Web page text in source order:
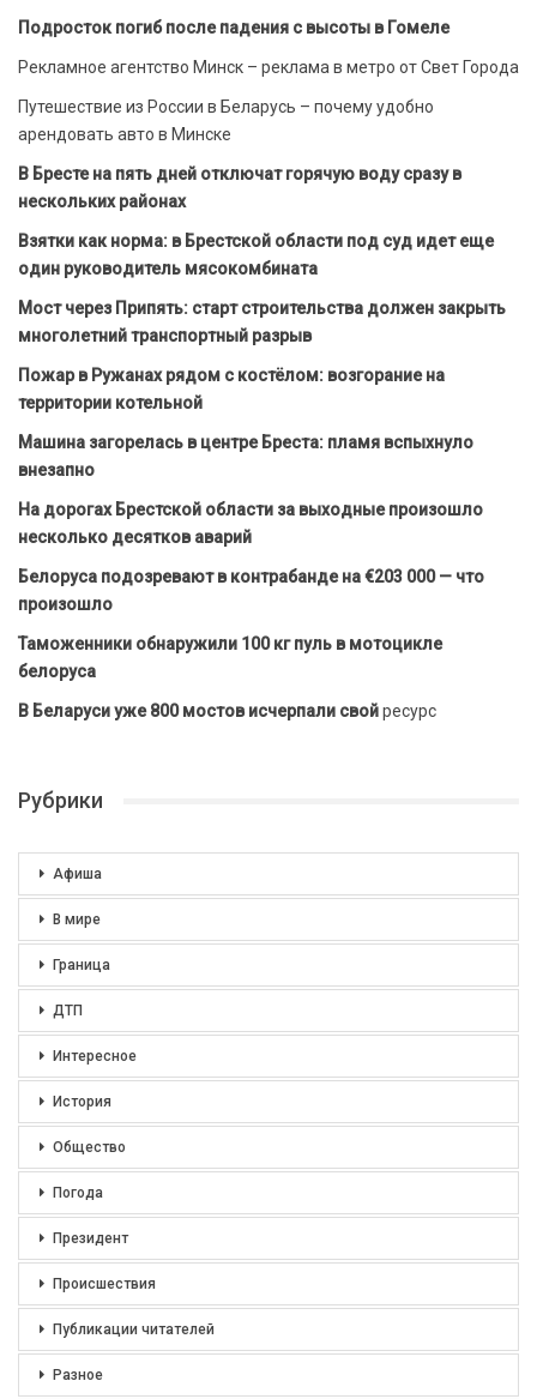
Подросток погиб после падения с высоты в Гомеле
Рекламное агентство Минск – реклама в метро от Свет Города
Путешествие из России в Беларусь – почему удобно
арендовать авто в Минске
В Бресте на пять дней отключат горячую воду сразу в
нескольких районах
Взятки как норма: в Брестской области под суд идет еще
один руководитель мясокомбината
Мост через Припять: старт строительства должен закрыть
многолетний транспортный разрыв
Пожар в Ружанах рядом с костёлом: возгорание на
территории котельной
Машина загорелась в центре Бреста: пламя вспыхнуло
внезапно
На дорогах Брестской области за выходные произошло
несколько десятков аварий
Белоруса подозревают в контрабанде на €203 000 — что
произошло
Таможенники обнаружили 100 кг пуль в мотоцикле
белоруса
В Беларуси уже 800 мостов исчерпали свойресурс
Рубрики
Афиша
В мире
Граница
ДТП
Интересное
История
Общество
Погода
Президент
Происшествия
Публикации читателей
Разное